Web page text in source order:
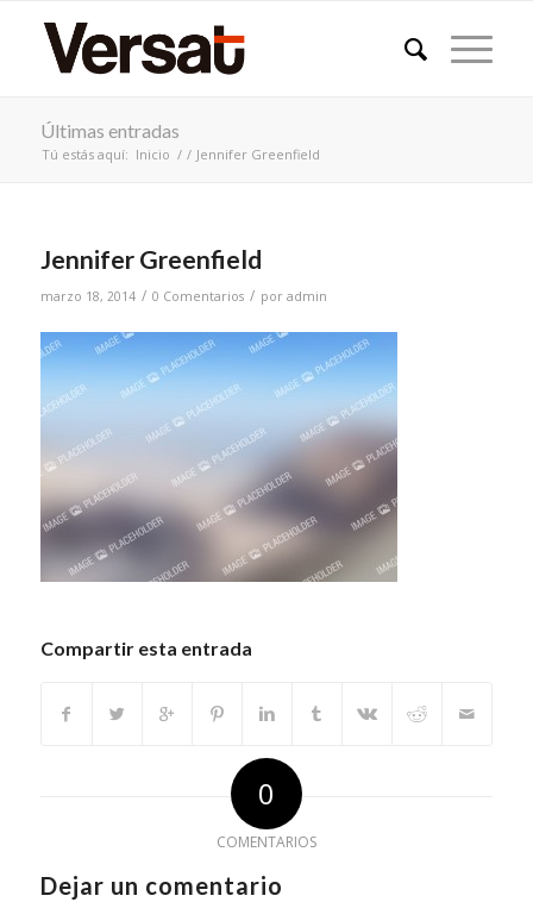
Últimas entradas
Tú estás aquí: Inicio / / Jennifer Greenfield
Jennifer Greenfield
marzo 18, 2014 / 0 Comentarios / por admin
Compartir esta entrada
0
COMENTARIOS
Dejar un comentario